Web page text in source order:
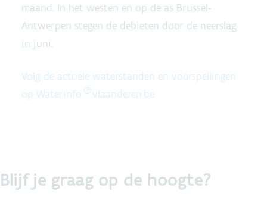
maand. In het westen en op de as Brussel-
Antwerpen stegen de debieten door de neerslag
in juni.
Volg de actuele waterstanden en voorspellingen
op Waterinfo .vlaanderen.be
Blijf je graag op de hoogte?